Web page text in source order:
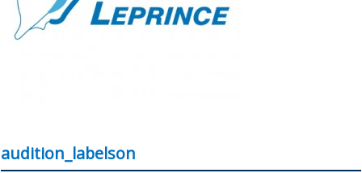
audition_labelson